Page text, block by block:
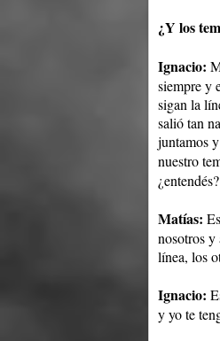
¿Y los
Ignacio:
siempre y
sigan la
salió tan
juntamos
nuestro
¿entendés?
Matías:
nosotros y
línea, los
Ignacio:
y yo te